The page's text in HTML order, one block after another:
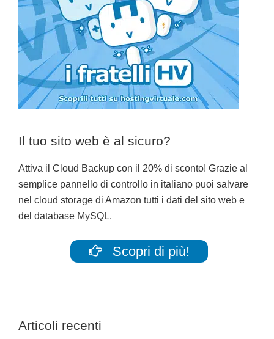
Il tuo sito web è al sicuro?
Attiva il Cloud Backup con il 20% di sconto! Grazie al
semplice pannello di controllo in italiano puoi salvare
nel cloud storage di Amazon tutti i dati del sito web e
del database MySQL.
Scopri di più!
Articoli recenti